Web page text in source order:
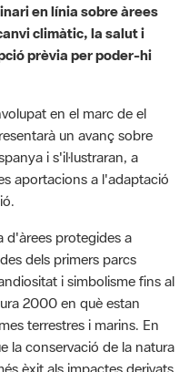
en el marc de el
un avanç sobre
i s'il·lustraran, a
aportacions a l'adaptació
protegides a
dels primers parcs
2000 en què estan
terrestres i marins. En
la conservació de la natura
èxit als impactes derivats
les àrees protegides són
desenvolupament rural.